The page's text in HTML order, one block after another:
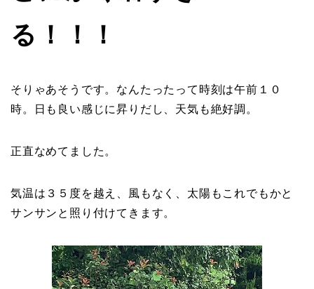
る！！！
そりゃあそうです。なんたったって時刻は午前１０
時。日も良い感じに昇りだし、天気も絶好調。
正直なめてました。
気温は３５度を越え、風もなく、太陽もこれでもかと
サンサンと照り付けてきます。